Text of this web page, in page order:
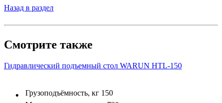
Назад в раздел
Смотрите также
Гидравлический подъемный стол WARUN HTL-150
Грузоподъёмность, кг 150